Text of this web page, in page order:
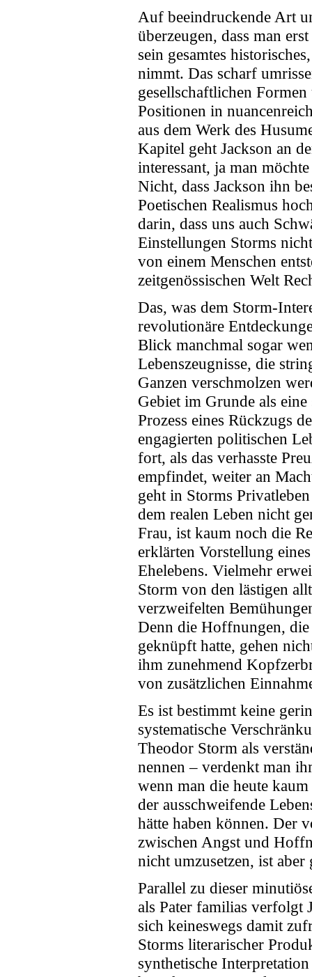
Auf beeindruckende Art
überzeugen, dass man
sein gesamtes
nimmt. Das scharf
gesellschaftlichen
Positionen in
aus dem Werk des
Kapitel geht Jackson an
interessant, ja man
Nicht, dass Jackson ihn
Poetischen Realismus
darin, dass uns auch
Einstellungen Storms
von einem Menschen
zeitgenössischen Welt
Das, was dem Storm-
revolutionäre
Blick manchmal sogar
Lebenszeugnisse, die
Ganzen verschmolzen
Gebiet im Grunde als
Prozess eines Rückzugs
engagierten politischen
fort, als das verhasste
empfindet, weiter an
geht in Storms
dem realen Leben nicht
Frau, ist kaum noch die
erklärten Vorstellung
Ehelebens. Vielmehr
Storm von den lästigen
verzweifelten
Denn die Hoffnungen,
geknüpft hatte, gehen
ihm zunehmend
von zusätzlichen
Es ist bestimmt keine
systematische
Theodor Storm als
nennen – verdenkt man
wenn man die heute
der ausschweifende
hätte haben können. Der
zwischen Angst und
nicht umzusetzen, ist
Parallel zu dieser
als Pater familias verfolgt
sich keineswegs damit
Storms literarischer
synthetische